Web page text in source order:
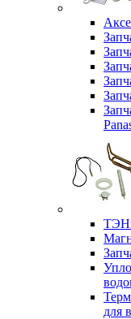
для